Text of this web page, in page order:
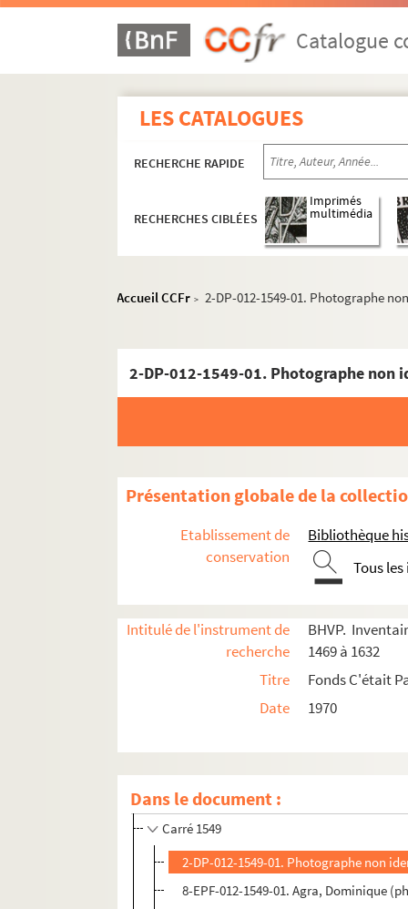
Catalogue
LES CATALOGUES
RECHERCHE RAPIDE
RECHERCHES CIBLÉES
Imprimés
multimédia
Accueil CCFr > 2-DP-012-1549-01. Photographe
2-DP-012-1549-01. Photographe non
Présentation globale de la
Etablissement de
conservation
Bibliothèque
Tous
Intitulé de l'instrument de
recherche
BHVP.
1469 à 1632
Titre
Fonds C'était
Date
1970
Dans le document :
Carrés 1475 à 1488. 14eet 15
Carrés 1489 à 1507. 14eet 15e
Carrés 1508 à 1527. 14earrondissement
Carrés 1528 à 1547. 13eet 14e
4-EPF-012-1778-086. Plan de Paris
Carré 1548
Carré 1549
2-DP-012-1549-01. Photographe non
8-EPF-012-1549-01. Agra, Dominique